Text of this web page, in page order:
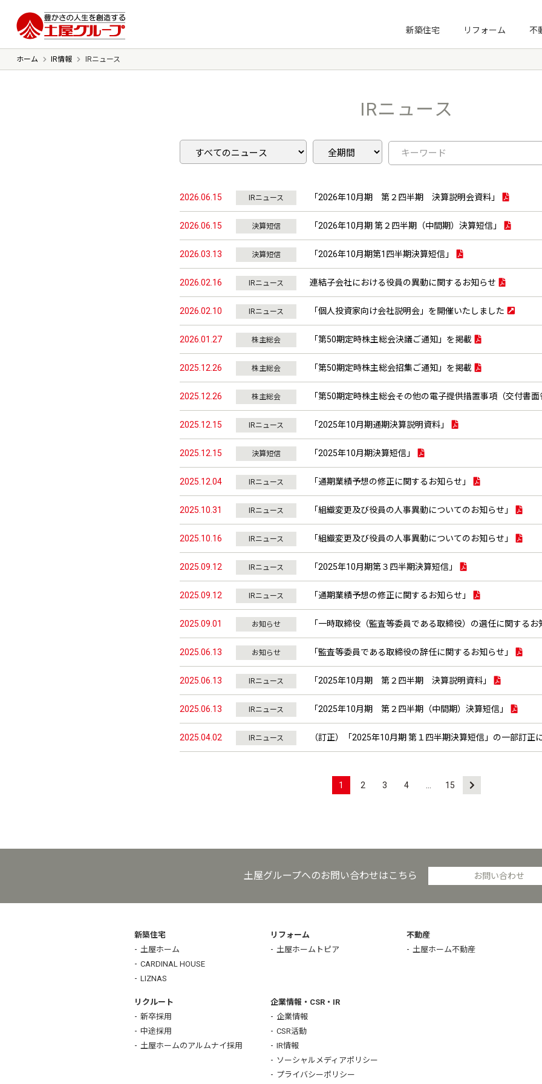
新築住宅
リフォーム 不
ノーマライゼーション住宅財団
ホーム IR情報 IRニュース
IRニュース
2026.06.15 IRニュース 「2026年10月期 第２四半期 決算説明会資料」
2026.06.15 決算短信 「2026年10月期 第２四半期（中間期）決算短信」
2026.03.13 決算短信 「2026年10月期第1四半期決算短信」
2026.02.16 IRニュース 連結子会社における役員の異動に関するお知らせ
2026.02.10 IRニュース 「個人投資家向け会社説明会」を開催いたしました
2026.01.27 株主総会 「第50期定時株主総会決議ご通知」を掲載
2025.12.26 株主総会 「第50期定時株主総会招集ご通知」を掲載
2025.12.26 株主総会 「第50期定時株主総会その他の電子提供措置事項（交付書
2025.12.15 IRニュース 「2025年10月期通期決算説明資料」
2025.12.15 決算短信 「2025年10月期決算短信」
2025.12.04 IRニュース 「通期業績予想の修正に関するお知らせ」
2025.10.31 IRニュース 「組織変更及び役員の人事異動についてのお知らせ」
2025.10.16 IRニュース 「組織変更及び役員の人事異動についてのお知らせ」
2025.09.12 IRニュース 「2025年10月期第３四半期決算短信」
2025.09.12 IRニュース 「通期業績予想の修正に関するお知らせ」
2025.09.01 お知らせ 「一時取締役（監査等委員である取締役）の選任に関するお
2025.06.13 お知らせ 「監査等委員である取締役の辞任に関するお知らせ」
2025.06.13 IRニュース 「2025年10月期 第２四半期 決算説明資料」
2025.06.13 IRニュース 「2025年10月期 第２四半期（中間期）決算短信」
2025.04.02 IRニュース （訂正）「2025年10月期 第１四半期決算短信」の一部訂正
1 2 3 4 15
土屋グループへのお問い合わせはこちら お問い合わせ
新築住宅
土屋ホーム
CARDINAL HOUSE
LIZNAS
リフォーム
土屋ホームトピア
不動産
土屋ホーム不動産
リクルート
新卒採用
中途採用
土屋ホームのアルムナイ採用
企業情報・CSR・IR
企業情報
CSR活動
IR情報
ソーシャルメディアポリシー
プライバシーポリシー